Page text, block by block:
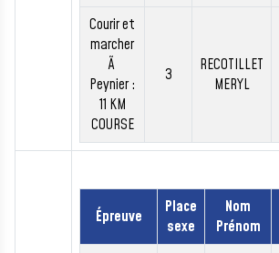
Courir et
marcher
Ã
Peynier :
11 KM
COURSE
3
RECOTILLET
MERYL
Épreuve
Place
sexe
Nom
Prénom